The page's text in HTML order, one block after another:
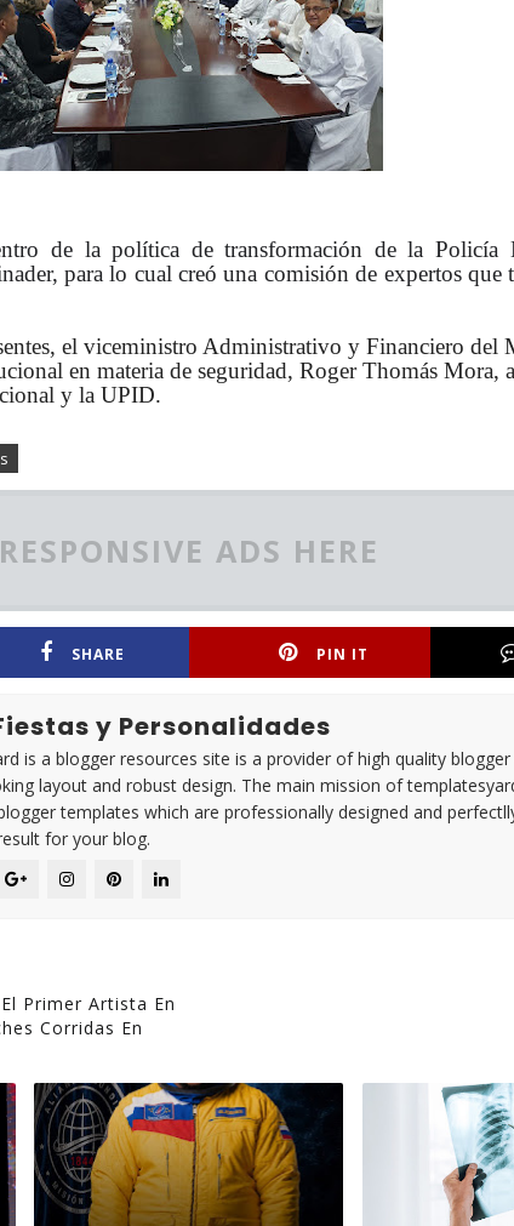
de la política de transformación de la Policía
para lo cual creó una comisión de expertos que
el viceministro Administrativo y Financiero del
en materia de seguridad, Roger Thomás Mora,
y la UPID.
RESPONSIVE ADS HERE
SHARE PIN IT
y Personalidades
is a blogger resources site is a provider of high quality
layout and robust design. The main mission of
templates which are professionally designed and
for your blog.
Primer Artista En
Corridas En